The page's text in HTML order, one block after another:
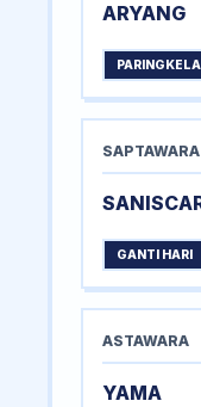
ARYANG
SAPTAWARA
GANTI HARI
ASTAWARA
YAMA